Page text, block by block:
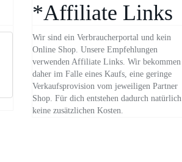
*Affiliate Links
Wir sind ein Verbraucherportal und kein
Online Shop. Unsere Empfehlungen
verwenden Affiliate Links. Wir bekommen
daher im Falle eines Kaufs, eine geringe
Verkaufsprovision vom jeweiligen Partner
Shop. Für dich entstehen dadurch natürlich
keine zusätzlichen Kosten.